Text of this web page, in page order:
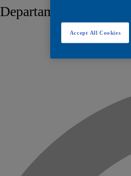
Departamento / Ciudad:
Accept All Cookies